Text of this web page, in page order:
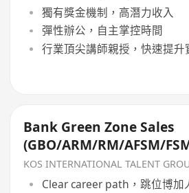
獨有獎金機制，高潛力收入
彈性辦公，自主掌控時間
行業頂尖講師親授，快速提升
Bank Green Zone Sales
(GBO/ARM/RM/AFSM/
Clear career path，跳位博加